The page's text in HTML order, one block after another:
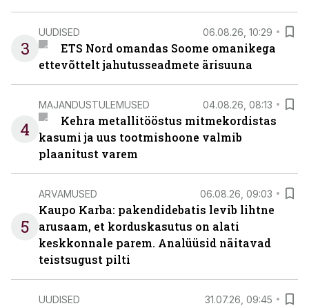
3
UUDISED 06.08.26, 10:29
ETS Nord omandas Soome omanikega
ettevõttelt jahutusseadmete ärisuuna
4
MAJANDUSTULEMUSED 04.08.26, 08:13
Kehra metallitööstus mitmekordistas
kasumi ja uus tootmishoone valmib
plaanitust varem
5
ARVAMUSED 06.08.26, 09:03
Kaupo Karba: pakendidebatis levib lihtne
arusaam, et korduskasutus on alati
keskkonnale parem. Analüüsid näitavad
teistsugust pilti
UUDISED 31.07.26, 09:45